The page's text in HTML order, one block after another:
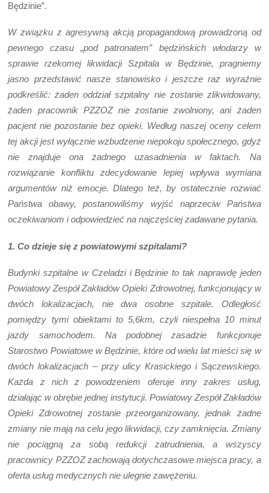
Będzinie”.
W związku z agresywną akcją propagandową prowadzoną od
pewnego czasu „pod patronatem” będzińskich włodarzy w
sprawie rzekomej likwidacji Szpitala w Będzinie, pragniemy
jasno przedstawić nasze stanowisko i jeszcze raz wyraźnie
podkreślić: żaden oddział szpitalny nie zostanie zlikwidowany,
żaden pracownik PZZOZ nie zostanie zwolniony, ani żaden
pacjent nie pozostanie bez opieki. Według naszej oceny celem
tej akcji jest wyłącznie wzbudzenie niepokoju społecznego, gdyż
nie znajduje ona żadnego uzasadnienia w faktach. Na
rozwiązanie konfliktu zdecydowanie lepiej wpływa wymiana
argumentów niż emocje. Dlatego też, by ostatecznie rozwiać
Państwa obawy, postanowiliśmy wyjść naprzeciw Państwa
oczekiwaniom i odpowiedzieć na najczęściej zadawane pytania.
1. Co dzieje się z powiatowymi szpitalami?
Budynki szpitalne w Czeladzi i Będzinie to tak naprawdę jeden
Powiatowy Zespół Zakładów Opieki Zdrowotnej, funkcjonujący w
dwóch lokalizacjach, nie dwa osobne szpitale. Odległość
pomiędzy tymi obiektami to 5,6km, czyli niespełna 10 minut
jazdy samochodem. Na podobnej zasadzie funkcjonuje
Starostwo Powiatowe w Będzinie, które od wielu lat mieści się w
dwóch lokalizacjach – przy ulicy Krasickiego i Sączewskiego.
Każda z nich z powodzeniem oferuje inny zakres usług,
działając w obrębie jednej instytucji. Powiatowy Zespół Zakładów
Opieki Zdrowotnej zostanie przeorganizowany, jednak żadne
zmiany nie mają na celu jego likwidacji, czy zamknięcia. Zmiany
nie pociągną za sobą redukcji zatrudnienia, a wszyscy
pracownicy PZZOZ zachowają dotychczasowe miejsca pracy, a
oferta usług medycznych nie ulegnie zawężeniu.